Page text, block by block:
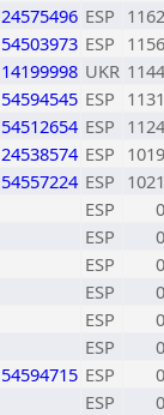
24575496 ESP 1162
54503973 ESP 1156
14199998 UKR 1144
54594545 ESP 1131
54512654 ESP 1124
24538574 ESP 1019
54557224 ESP 1021
ESP
0
ESP
0
ESP
0
ESP
0
ESP
0
ESP
0
54594715 ESP
0
ESP
0